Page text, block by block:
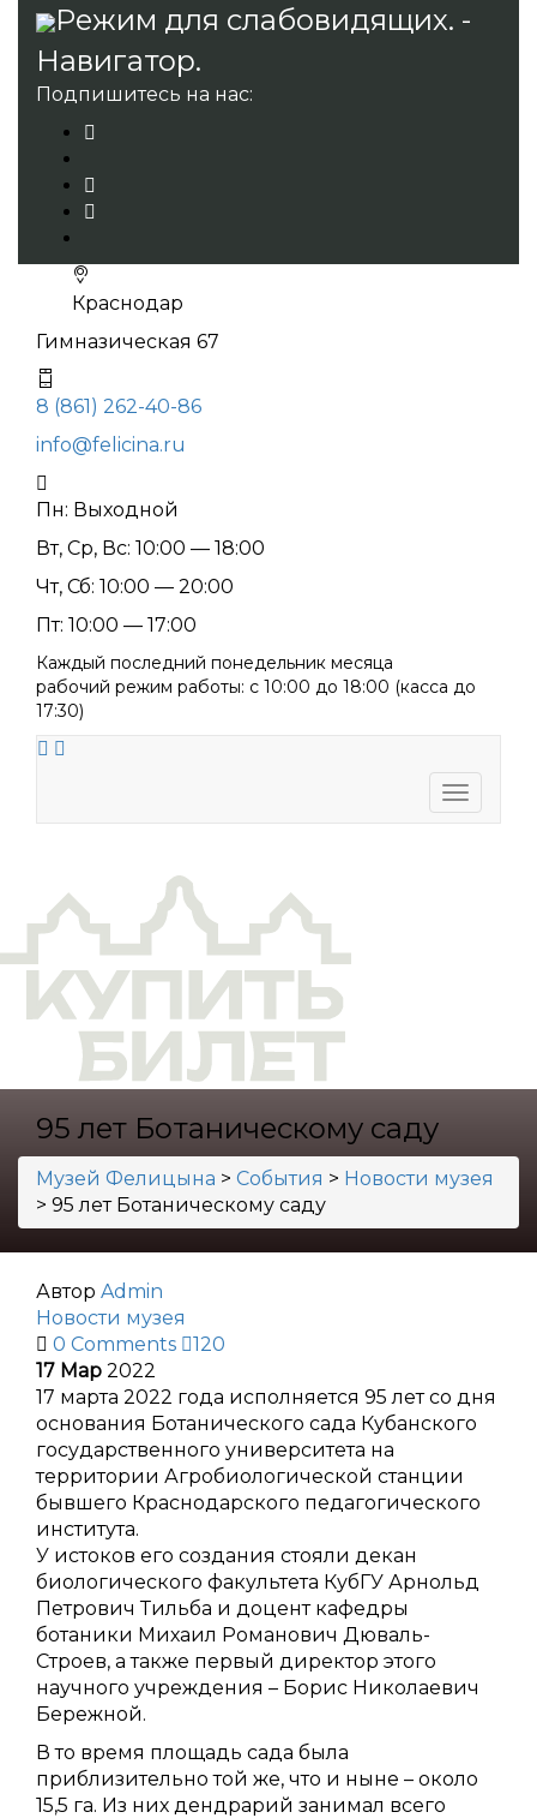
Режим для слабовидящих. -
Навигатор.
Подпишитесь на нас:
Краснодар
Гимназическая 67
8 (861) 262-40-86
info@felicina.ru
Пн: Выходной
Вт, Ср, Вс: 10:00 — 18:00
Чт, Сб: 10:00 — 20:00
Пт: 10:00 — 17:00
Каждый последний понедельник месяца
рабочий режим работы: с 10:00 до 18:00 (касса до
17:30)
Toggle
95 лет Ботаническому саду
Музей Фелицына > События > Новости музея
> 95 лет Ботаническому саду
Автор Admin
Новости музея
0 Comments
120
17 Мар 2022
17 марта 2022 года исполняется 95 лет со дня
основания Ботанического сада Кубанского
государственного университета на
территории Агробиологической станции
бывшего Краснодарского педагогического
института.
У истоков его создания стояли декан
биологического факультета КубГУ Арнольд
Петрович Тильба и доцент кафедры
ботаники Михаил Романович Дюваль-
Строев, а также первый директор этого
научного учреждения – Борис Николаевич
Бережной.
В то время площадь сада была
приблизительно той же, что и ныне – около
15,5 га. Из них дендрарий занимал всего